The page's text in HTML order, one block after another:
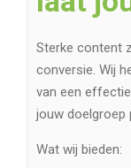
Sterke content
conversie. Wij
van een
jouw doelgroep
Wat wij bieden: